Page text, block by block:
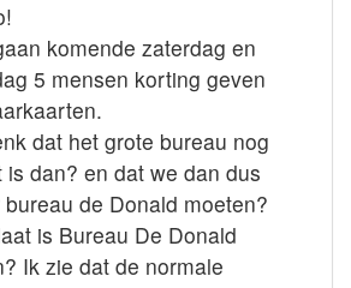
komende zaterdag en
5 mensen korting geven
dat het grote bureau nog
is dan? en dat we dan dus
bureau de Donald moeten?
is Bureau De Donald
Ik zie dat de normale